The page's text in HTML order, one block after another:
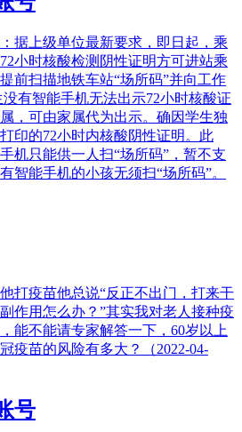
据上级单位最新要求，即日起，乘
小时核酸检测阴性证明方可进站乘
前扫描地铁车站“场所码”并向工作
有智能手机无法出示72小时核酸证
，可由家属代为出示。确因学生独
印的72小时内核酸阴性证明。此
机只能供一人扫“场所码”，暂不支
智能手机的小孩无须扫“场所码”。
打疫苗他总说“反正不出门，打来干
作用怎么办？”其实我对老人接种疫
能不能请专家解答一下，60岁以上
疫苗的风险有多大？（2022-04-
号